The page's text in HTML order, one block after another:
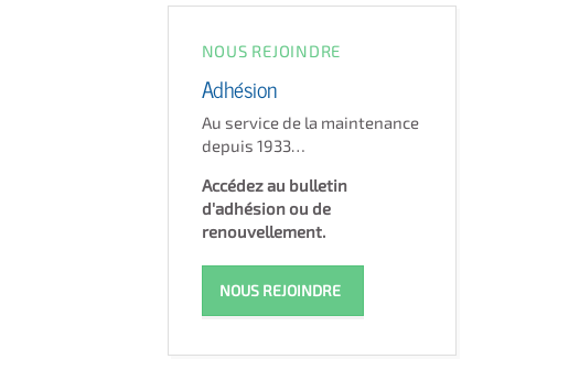
NOUS REJOINDRE
Adhésion
Au service de la maintenance
depuis 1933…
Accédez au bulletin
d'adhésion ou de
renouvellement.
NOUS REJOINDRE